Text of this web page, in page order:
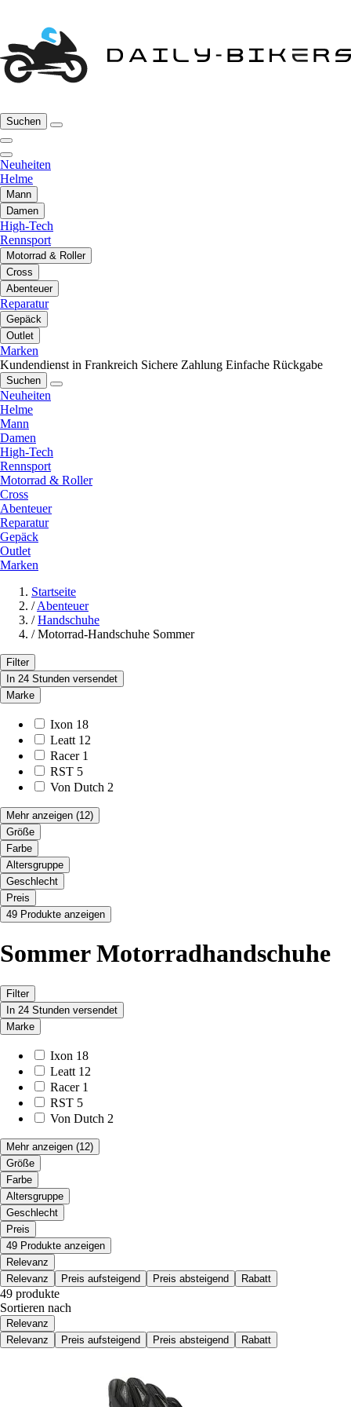
Suchen
Neuheiten
Helme
Mann
Damen
High-Tech
Rennsport
Motorrad & Roller
Cross
Abenteuer
Reparatur
Gepäck
Outlet
Marken
Kundendienst in Frankreich Sichere Zahlung Einfache Rückgabe
Suchen
Neuheiten
Helme
Mann
Damen
High-Tech
Rennsport
Motorrad & Roller
Cross
Abenteuer
Reparatur
Gepäck
Outlet
Marken
Startseite
/ Abenteuer
/ Handschuhe
/ Motorrad-Handschuhe Sommer
Filter
In 24 Stunden versendet
Marke
Ixon 18
Leatt 12
Racer 1
RST 5
Von Dutch 2
Mehr anzeigen (12)
Größe
Farbe
Altersgruppe
Geschlecht
Preis
49 Produkte anzeigen
Sommer Motorradhandschuhe
Filter
In 24 Stunden versendet
Marke
Ixon 18
Leatt 12
Racer 1
RST 5
Von Dutch 2
Mehr anzeigen (12)
Größe
Farbe
Altersgruppe
Geschlecht
Preis
49 Produkte anzeigen
Relevanz
Relevanz
Preis aufsteigend Preis absteigend Rabatt
49 produkte
Sortieren nach
Relevanz
Relevanz
Preis aufsteigend Preis absteigend Rabatt